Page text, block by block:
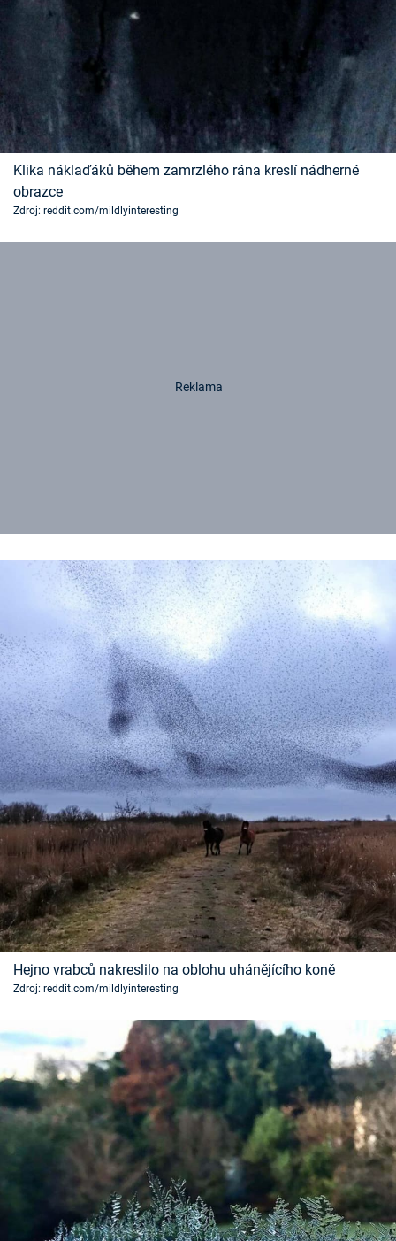
Klika náklaďáků během zamrzlého rána kreslí nádherné
obrazce
Zdroj: reddit.com/mildlyinteresting
Hejno vrabců nakreslilo na oblohu uhánějícího koně
Zdroj: reddit.com/mildlyinteresting